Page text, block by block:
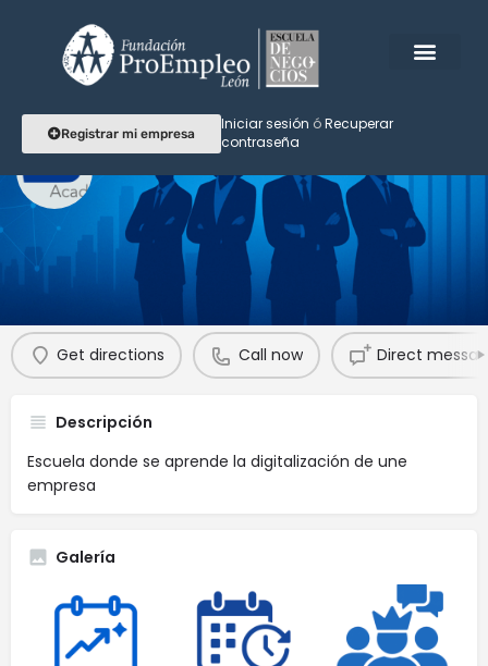
Registrar mi empresa
Iniciar sesión óRecuperar
contraseña
ASX Academy
Perfil Reseñas Eventos Agendar
Get directions Call now Direct
Descripción
Escuela donde se aprende la digitalización de une
empresa
Galería